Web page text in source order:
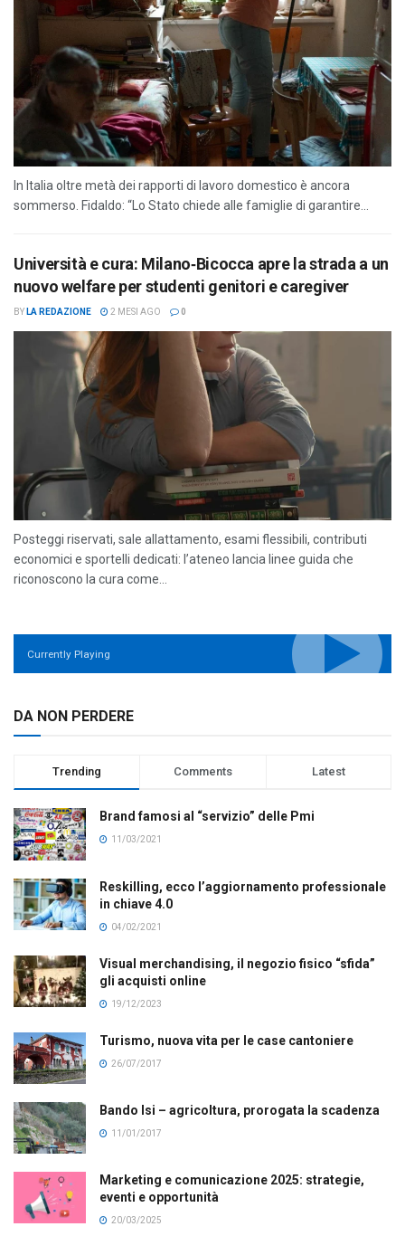
In Italia oltre metà dei rapporti di lavoro domestico è ancora
sommerso. Fidaldo: “Lo Stato chiede alle famiglie di garantire...
Università e cura: Milano‑Bicocca apre la strada a un
nuovo welfare per studenti genitori e caregiver
BY LA REDAZIONE 2 MESI AGO 0
Posteggi riservati, sale allattamento, esami flessibili, contributi
economici e sportelli dedicati: l’ateneo lancia linee guida che
riconoscono la cura come...
Currently Playing
DA NON PERDERE
Trending Comments Latest
Brand famosi al “servizio” delle Pmi
11/03/2021
Reskilling, ecco l’aggiornamento professionale
in chiave 4.0
04/02/2021
Visual merchandising, il negozio fisico “sfida”
gli acquisti online
19/12/2023
Turismo, nuova vita per le case cantoniere
26/07/2017
Bando Isi – agricoltura, prorogata la scadenza
11/01/2017
Marketing e comunicazione 2025: strategie,
eventi e opportunità
20/03/2025